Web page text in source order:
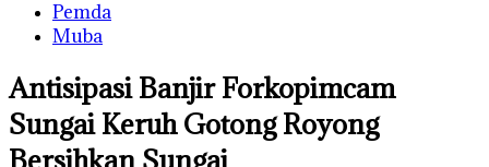
Pemda
Muba
Antisipasi Banjir Forkopimcam
Sungai Keruh Gotong Royong